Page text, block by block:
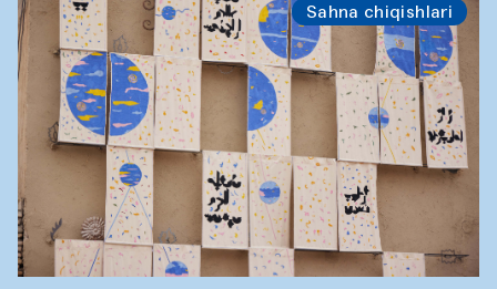
Sahna chiqishlari